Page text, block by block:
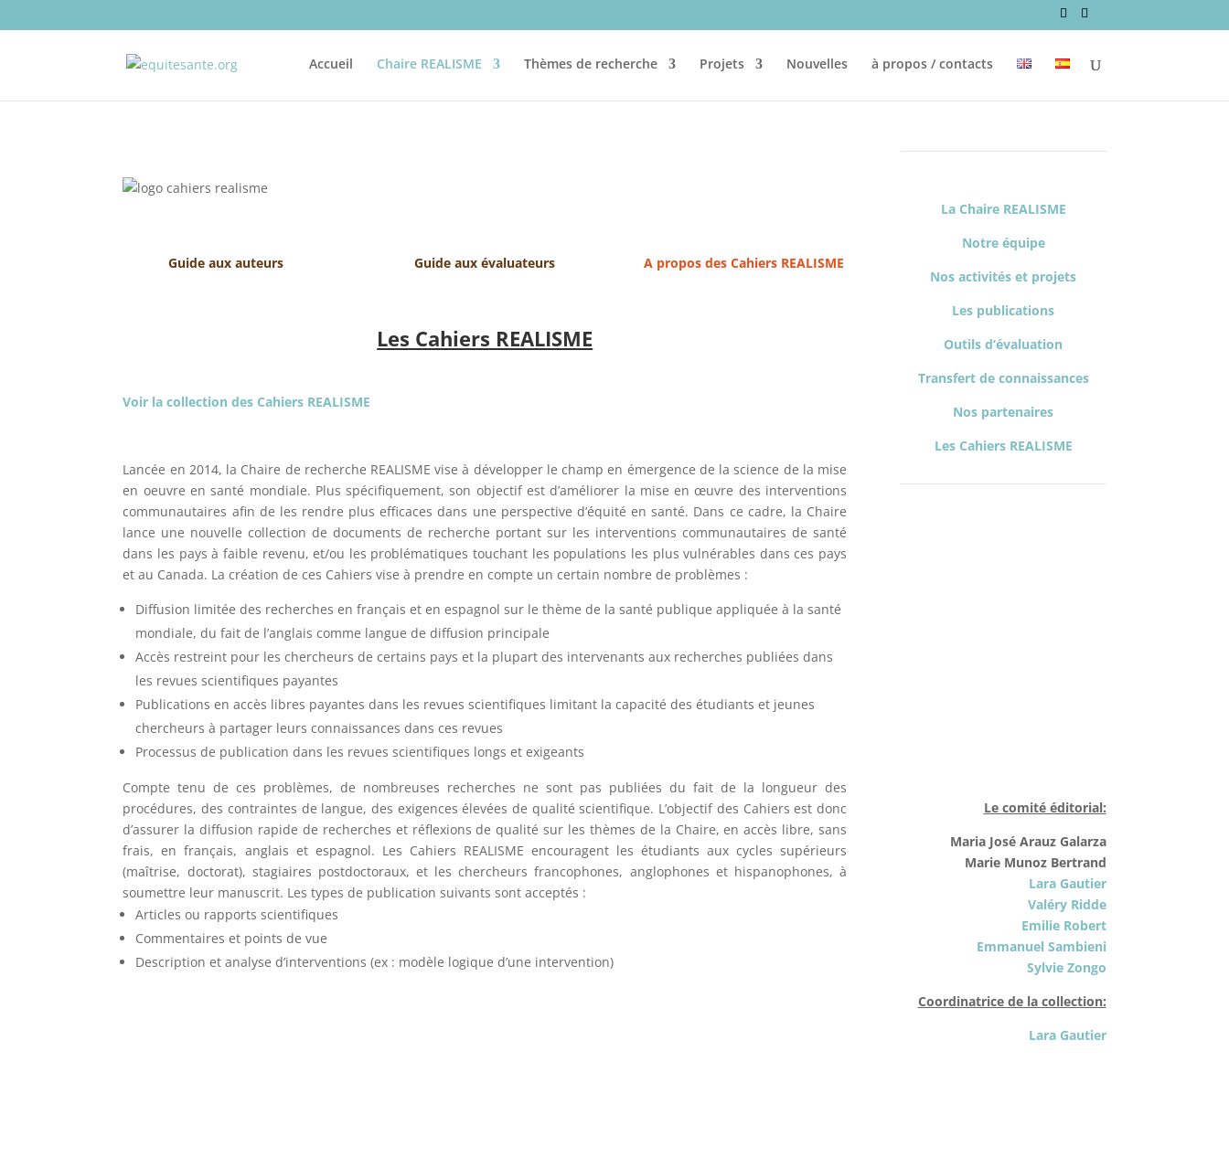
Accueil Chaire REALISME Thèmes de recherche Projets Nouvelles à propos / contacts
Guideaux auteurs Guide aux évaluateurs A propos des Cahiers REALISME
Les Cahiers REALISME
Voir la collection des Cahiers REALISME
Lancée en 2014, la Chaire de recherche REALISME vise à développer le champ en émergence de la science de la mise
en oeuvre en santé mondiale. Plus spécifiquement, son objectif est d’améliorer la mise en œuvre des interventions
communautaires afin de les rendre plus efficaces dans une perspective d’équité en santé. Dans ce cadre, la Chaire
lance une nouvelle collection de documents de recherche portant sur les interventions communautaires de santé
dans les pays à faible revenu, et/ou les problématiques touchant les populations les plus vulnérables dans ces pays
et au Canada. La création de ces Cahiers vise à prendre en compte un certain nombre de problèmes :
Diffusion limitée des recherches en français et en espagnol sur le thème de la santé publique appliquée à la santé
mondiale, du fait de l’anglais comme langue de diffusion principale
Accès restreint pour les chercheurs de certains pays et la plupart des intervenants aux recherches publiées dans
les revues scientifiques payantes
Publications en accès libres payantes dans les revues scientifiques limitant la capacité des étudiants et jeunes
chercheurs à partager leurs connaissances dans ces revues
Processus de publication dans les revues scientifiques longs et exigeants
Compte tenu de ces problèmes, de nombreuses recherches ne sont pas publiées du fait de la longueur des
procédures, des contraintes de langue, des exigences élevées de qualité scientifique. L’objectif des Cahiers est donc
d’assurer la diffusion rapide de recherches et réflexions de qualité sur les thèmes de la Chaire, en accès libre, sans
frais, en français, anglais et espagnol. Les Cahiers REALISME encouragent les étudiants aux cycles supérieurs
(maîtrise, doctorat), stagiaires postdoctoraux, et les chercheurs francophones, anglophones et hispanophones, à
soumettre leur manuscrit. Les types de publication suivants sont acceptés :
Articles ou rapports scientifiques
Commentaires et points de vue
Description et analyse d’interventions (ex : modèle logique d’une intervention)
La Chaire REALISME
Notre équipe
Nos activités et projets
Les publications
Outils d’évaluation
Transfert de connaissances
Nos partenaires
Les Cahiers REALISME
Le comité éditorial:
Maria José Arauz Galarza
Marie Munoz Bertrand
Lara Gautier
Valéry Ridde
Emilie Robert
Emmanuel Sambieni
Sylvie Zongo
Coordinatrice de la collection:
Lara Gautier